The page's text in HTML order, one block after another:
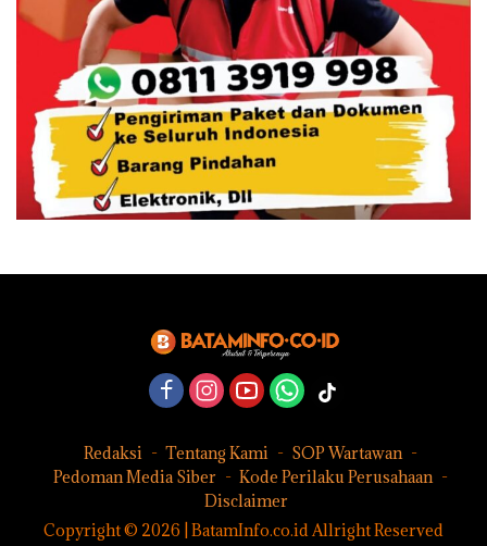
Redaksi Tentang Kami
SOP Wartawan
Pedoman Media Siber
Kode Perilaku Perusahaan
Disclaimer
Copyright © 2026 | BatamInfo.co.id Allright Reserved